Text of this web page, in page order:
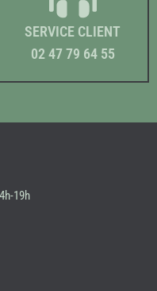
SERVICE CLIENT
02 47 79 64 55
19h